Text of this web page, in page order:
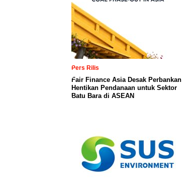
Pers Rilis
Fair Finance Asia Desak Perbankan
Hentikan Pendanaan untuk Sektor
Batu Bara di ASEAN